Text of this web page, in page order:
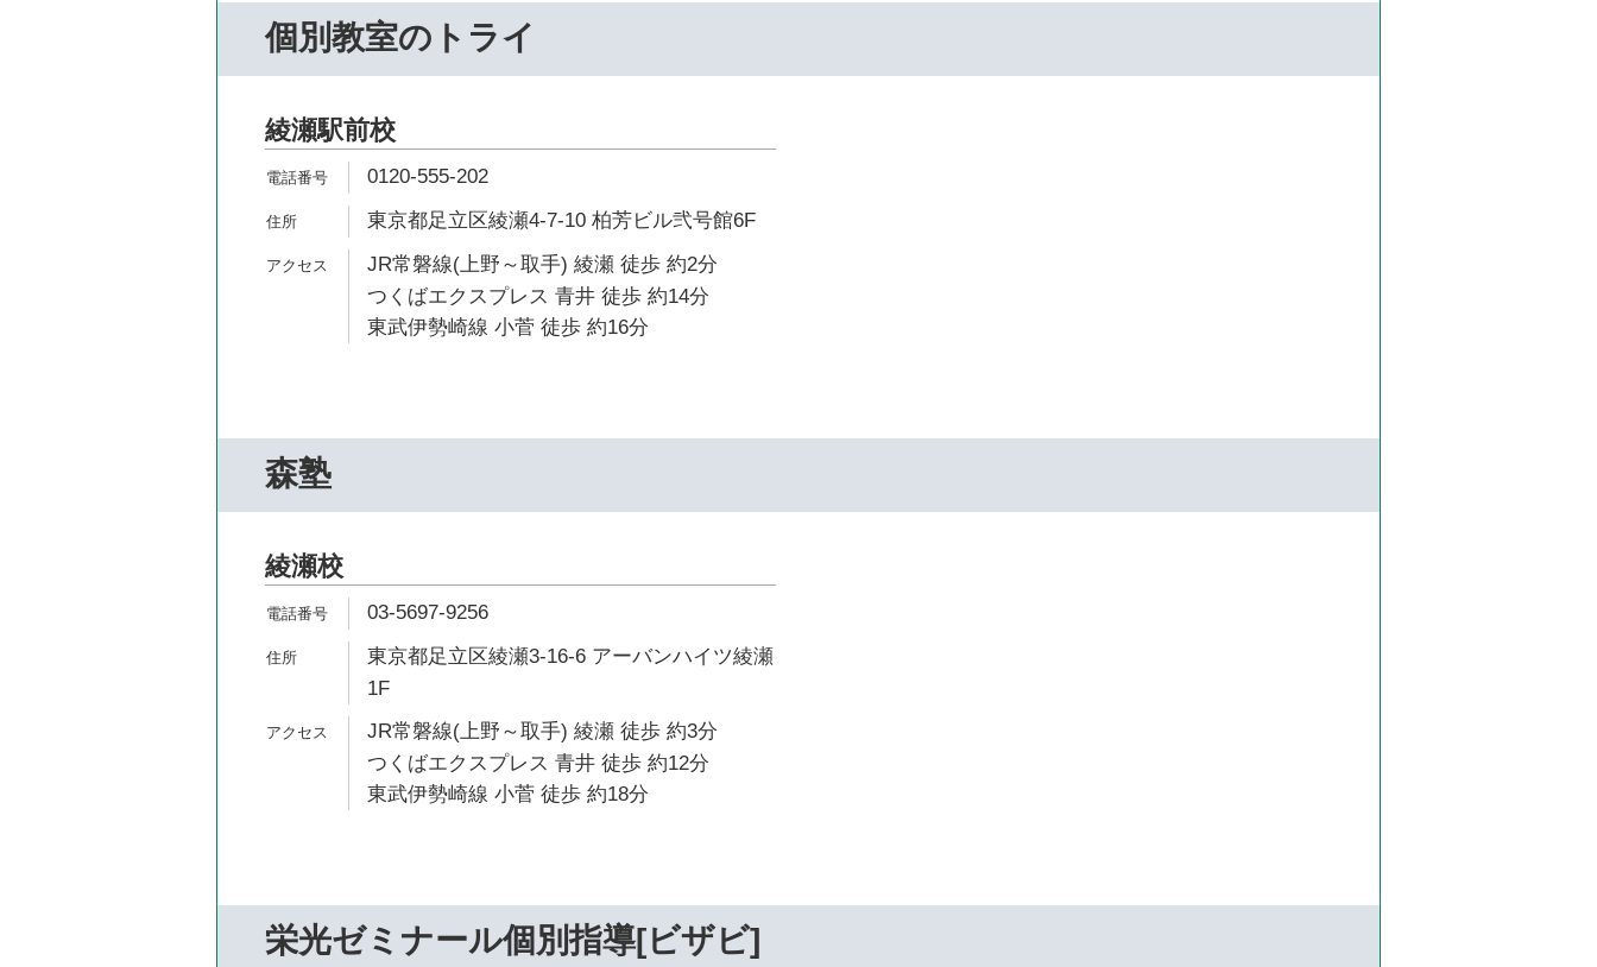
個別教室のトライ
綾瀬駅前校
0120-555-202
東京都足立区綾瀬4-7-10 柏芳ビル弐号館6F
JR常磐線(上野～取手) 綾瀬 徒歩 約2分
つくばエクスプレス 青井 徒歩 約14分
東武伊勢崎線 小菅 徒歩 約16分
森塾
綾瀬校
03-5697-9256
東京都足立区綾瀬3-16-6 アーバンハイツ綾瀬
1F
JR常磐線(上野～取手) 綾瀬 徒歩 約3分
つくばエクスプレス 青井 徒歩 約12分
東武伊勢崎線 小菅 徒歩 約18分
栄光ゼミナール個別指導[ビザビ]